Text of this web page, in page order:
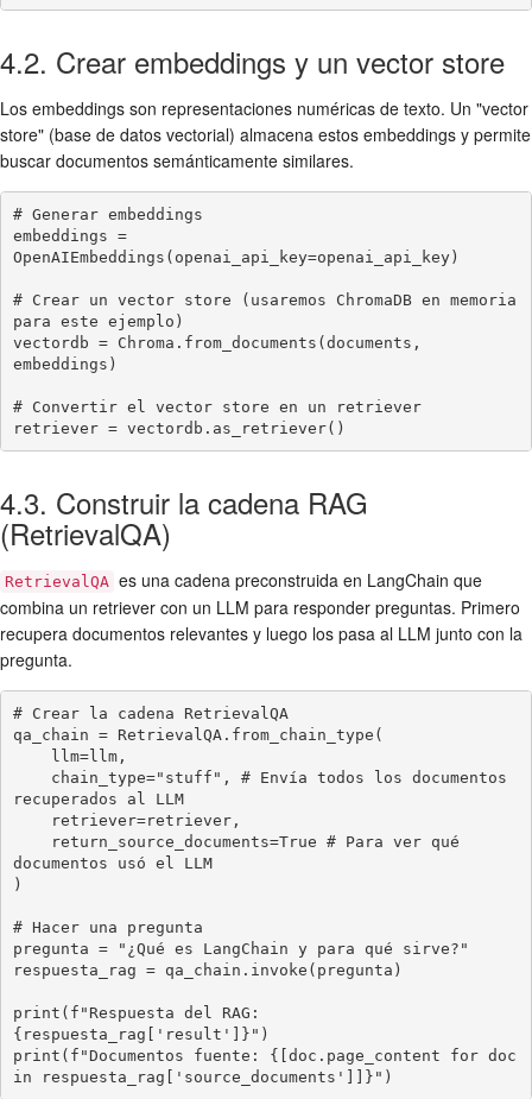
4.2. Crear embeddings y un vector store
Los embeddings son representaciones numéricas de texto. Un "vector
store" (base de datos vectorial) almacena estos embeddings y permite
buscar documentos semánticamente similares.
# Generar embeddings
embeddings =
OpenAIEmbeddings(openai_api_key=openai_api_key)
# Crear un vector store (usaremos ChromaDB en memoria
para este ejemplo)
vectordb = Chroma.from_documents(documents,
embeddings)
# Convertir el vector store en un retriever
retriever = vectordb.as_retriever()
4.3. Construir la cadena RAG
(RetrievalQA)
RetrievalQA es una cadena preconstruida en LangChain que
combina un retriever con un LLM para responder preguntas. Primero
recupera documentos relevantes y luego los pasa al LLM junto con la
pregunta.
# Crear la cadena RetrievalQA
qa_chain = RetrievalQA.from_chain_type(
recuperados al LLM
documentos usó el LLM
)
# Hacer una pregunta
pregunta = "¿Qué es LangChain y para qué sirve?"
respuesta_rag = qa_chain.invoke(pregunta)
print(f"Respuesta del RAG:
{respuesta_rag['result']}")
print(f"Documentos fuente: {[doc.page_content for doc
in respuesta_rag['source_documents']]}")